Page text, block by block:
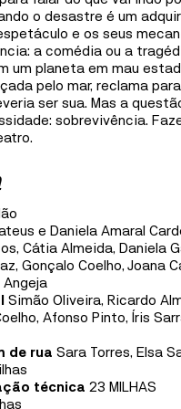
o desastre é um
e os seus
a comédia ou a
um planeta em mau
pelo mar, reclama
ser sua. Mas a
sobrevivência.
e Daniela Amaral
Cátia Almeida, Daniela
Gonçalo Coelho, Joana
Angeja
Simão Oliveira, Ricardo
Afonso Pinto, Íris
de rua Sara Torres, Elsa
técnica 23 MILHAS
repleto de
franchise de
Mínimos e Monstros.
DELA
DELA
Dela Marmy
comprometida em
mesmo que difíceis,